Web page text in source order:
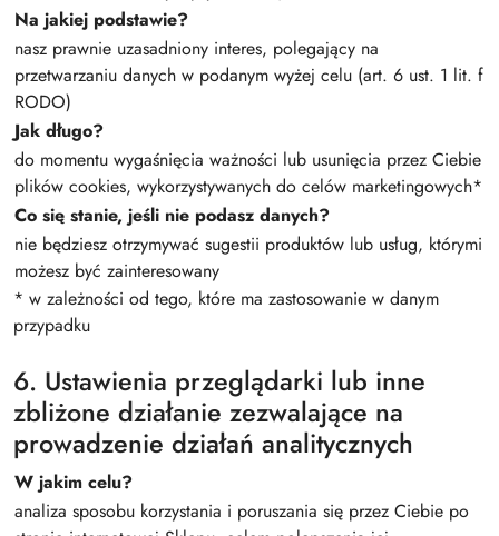
Na jakiej podstawie?
nasz prawnie uzasadniony interes, polegający na
przetwarzaniu danych w podanym wyżej celu (art. 6 ust. 1 lit. f
RODO)
Jak długo?
do momentu wygaśnięcia ważności lub usunięcia przez Ciebie
plików cookies, wykorzystywanych do celów marketingowych*
Co się stanie, jeśli nie podasz danych?
nie będziesz otrzymywać sugestii produktów lub usług, którymi
możesz być zainteresowany
* w zależności od tego, które ma zastosowanie w danym
przypadku
6. Ustawienia przeglądarki lub inne
zbliżone działanie zezwalające na
prowadzenie działań analitycznych
W jakim celu?
analiza sposobu korzystania i poruszania się przez Ciebie po